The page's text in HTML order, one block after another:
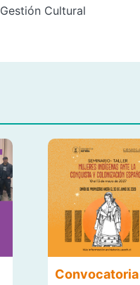
Gestión Cultural
Convocatoria